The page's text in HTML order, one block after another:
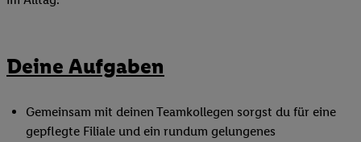
Deine Aufgaben
Gemeinsam mit deinen Teamkollegen sorgst du für eine
gepflegte Filiale und ein rundum gelungenes